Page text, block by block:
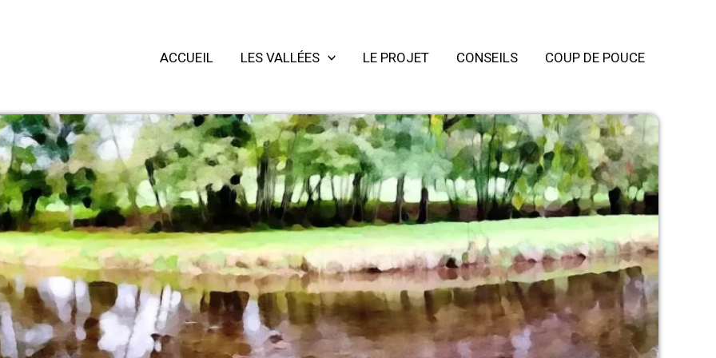
ACCUEIL LES VALLÉES LE PROJET CONSEILS COUP DE POUCE